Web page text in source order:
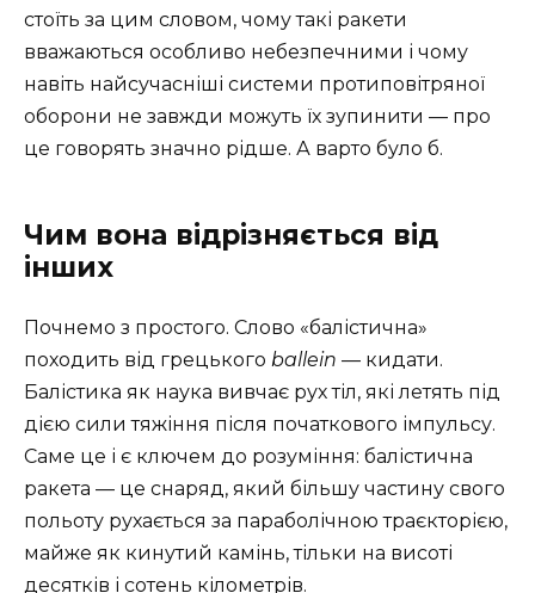
стоїть за цим словом, чому такі ракети
вважаються особливо небезпечними і чому
навіть найсучасніші системи протиповітряної
оборони не завжди можуть їх зупинити — про
це говорять значно рідше. А варто було б.
Чим вона відрізняється від
інших
Почнемо з простого. Слово «балістична»
походить від грецького ballein — кидати.
Балістика як наука вивчає рух тіл, які летять під
дією сили тяжіння після початкового імпульсу.
Саме це і є ключем до розуміння: балістична
ракета — це снаряд, який більшу частину свого
польоту рухається за параболічною траєкторією,
майже як кинутий камінь, тільки на висоті
десятків і сотень кілометрів.